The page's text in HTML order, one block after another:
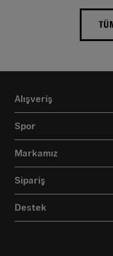
Alışveriş
Spor
Markamız
Sipariş
Destek